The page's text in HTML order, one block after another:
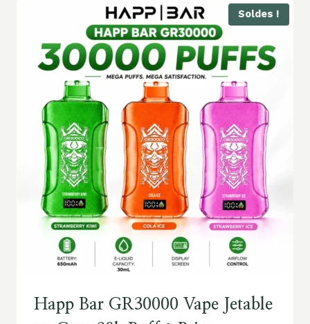
Soldes !
Happ Bar GR30000 Vape Jetable